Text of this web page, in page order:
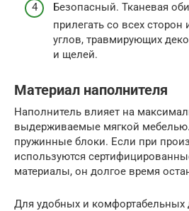
Безопасный. Тканевая
прилегать со всех
углов, травмирующих
и щелей.
Материал наполнителя
Наполнитель влияет на
выдерживаемые мягкой
пружинные блоки. Если при
используются
материалы, он долгое время
Для удобных и комфортабельных